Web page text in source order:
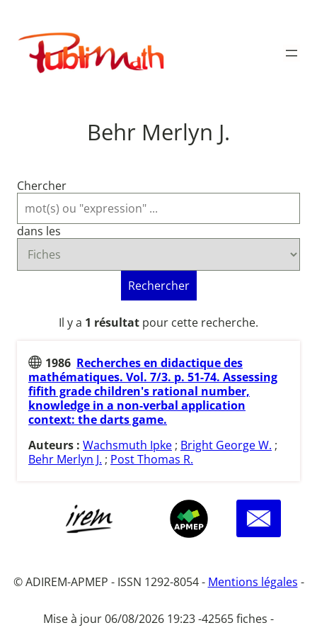
contenu
Publimath
Behr Merlyn J.
Chercher
dans les
Rechercher
Il y a 1 résultat pour cette recherche.
1986 Recherches en didactique des
mathématiques. Vol. 7/3. p. 51-74. Assessing
fifith grade children's rational number,
knowledge in a non-verbal application
context: the darts game.
Auteurs : Wachsmuth Ipke ; Bright George W. ;
Behr Merlyn J. ; Post Thomas R.
© ADIREM-APMEP - ISSN 1292-8054 - Mentions légales -
Mise à jour 06/08/2026 19:23 -42565 fiches -